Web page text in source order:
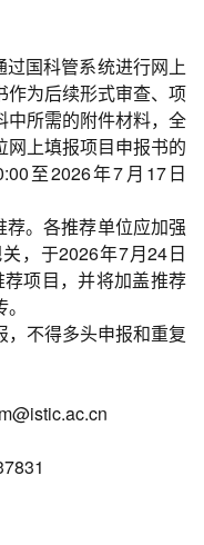
国科管系统进行网上
作为后续形式审查、项
中所需的附件材料，全
上填报项目申报书的
至2026年7月17日
。各推荐单位应加强
，于2026年7月24日
项目，并将加盖推荐
不得多头申报和重复